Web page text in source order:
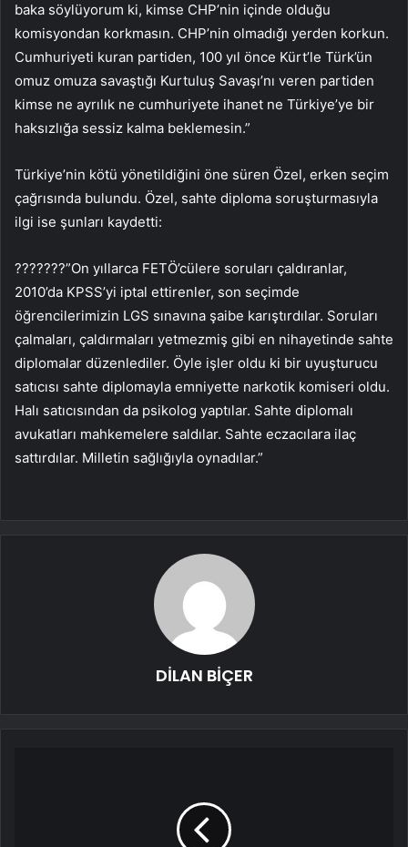
baka söylüyorum ki, kimse CHP’nin içinde olduğu
komisyondan korkmasın. CHP’nin olmadığı yerden korkun.
Cumhuriyeti kuran partiden, 100 yıl önce Kürt’le Türk’ün
omuz omuza savaştığı Kurtuluş Savaşı’nı veren partiden
kimse ne ayrılık ne cumhuriyete ihanet ne Türkiye’ye bir
haksızlığa sessiz kalma beklemesin.”
Türkiye’nin kötü yönetildiğini öne süren Özel, erken seçim
çağrısında bulundu. Özel, sahte diploma soruşturmasıyla
ilgi ise şunları kaydetti:
???????”On yıllarca FETÖ’cülere soruları çaldıranlar,
2010’da KPSS’yi iptal ettirenler, son seçimde
öğrencilerimizin LGS sınavına şaibe karıştırdılar. Soruları
çalmaları, çaldırmaları yetmezmiş gibi en nihayetinde sahte
diplomalar düzenlediler. Öyle işler oldu ki bir uyuşturucu
satıcısı sahte diplomayla emniyette narkotik komiseri oldu.
Halı satıcısından da psikolog yaptılar. Sahte diplomalı
avukatları mahkemelere saldılar. Sahte eczacılara ilaç
sattırdılar. Milletin sağlığıyla oynadılar.”
DİLAN BİÇER